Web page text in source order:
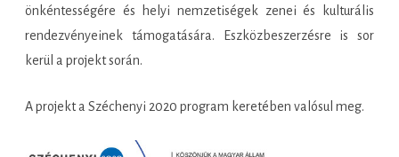
önkéntességére és helyi nemzetiségek zenei és kulturális
rendezvényeinek támogatására. Eszközbeszerzésre is sor
kerül a projekt során.
A projekt a Széchenyi 2020 program keretében valósul meg.